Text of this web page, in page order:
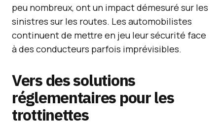
peu nombreux, ont un impact démesuré sur les
sinistres sur les routes. Les automobilistes
continuent de mettre en jeu leur sécurité face
à des conducteurs parfois imprévisibles.
Vers des solutions
réglementaires pour les
trottinettes